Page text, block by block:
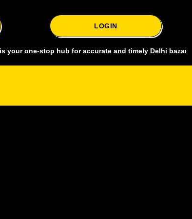
LOGIN
stop hub for accurate and timely Delhi bazar satta